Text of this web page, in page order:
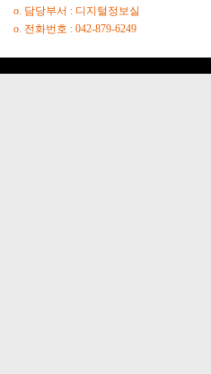
o. 담당부서 : 디지털정보실
o. 전화번호 : 042-879-6249